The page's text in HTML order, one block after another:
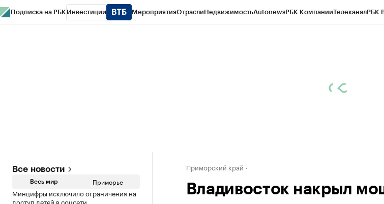
Подписка на РБК Инвестиции МероприятияОтраслиНедвижимостьAutonewsРБК КомпанииТелеканалРБК
Все новости
Весь мир Приморье
Минцифры исключило ограничения на
доступ детей в соцсети
Приморский край
Владивосток накрыл